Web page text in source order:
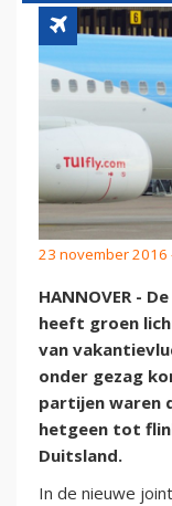
23 november 2016
HANNOVER -
heeft groen
van
onder gezag
partijen waren
hetgeen tot
Duitsland.
In de nieuwe